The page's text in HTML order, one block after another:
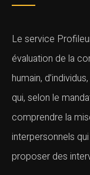
Le service
évaluation de la
humain,
qui, selon le
comprendre la
interpersonnels
proposer des